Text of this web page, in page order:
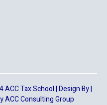
Tax School | Design By |
ACC Consulting Group